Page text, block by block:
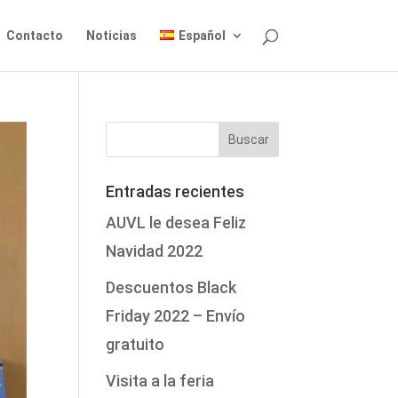
Contacto Noticias Español
Entradas recientes
AUVL le desea Feliz
Navidad 2022
Descuentos Black
Friday 2022 – Envío
gratuito
Visita a la feria